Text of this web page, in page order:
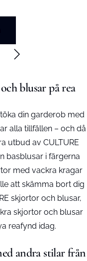
blusar på rea
din garderob med
alla tillfällen – och då
utbud av CULTURE
basblusar i färgerna
med vackra kragar
att skämma bort dig
skjortor och blusar,
skjortor och blusar
reafynd idag.
andra stilar från